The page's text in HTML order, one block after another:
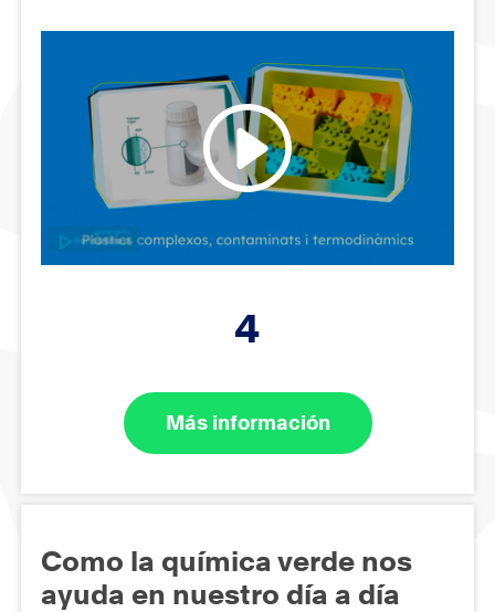
4
Más información
Como la química verde nos
ayuda en nuestro día a día